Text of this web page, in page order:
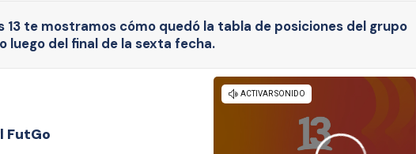
13 te mostramos cómo quedó la tabla de posiciones del grupo
luego del final de la sexta fecha.
FutGo